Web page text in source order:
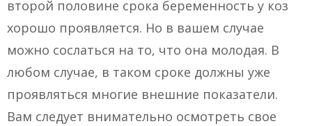
второй половине срока беременность у коз
хорошо проявляется. Но в вашем случае
можно сослаться на то, что она молодая. В
любом случае, в таком сроке должны уже
проявляться многие внешние показатели.
Вам следует внимательно осмотреть свое